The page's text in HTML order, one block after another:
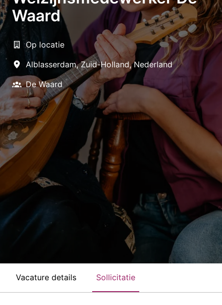
Waard
Op locatie
Alblasserdam, Zuid-Holland, Nederland
De Waard
Vacature details Sollicitatie